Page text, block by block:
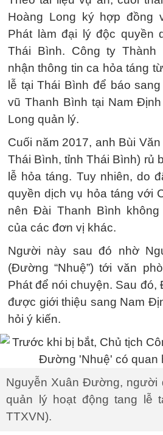
Hoàng Long ký hợp đồng
Phát làm đại lý độc quyền
Thái Bình. Công ty Thành
nhận thông tin ca hỏa táng
lễ tại Thái Bình để báo
vũ Thanh Bình tại Nam
Long quản lý.
Cuối năm 2017, anh Bùi
Thái Bình, tỉnh Thái Bình) rủ
lễ hỏa táng. Tuy nhiên, do
quyền dịch vụ hỏa táng với
nên Đài Thanh Bình
của các đơn vị khác.
Người này sau đó nhờ
(Đường “Nhuệ”) tới văn
Phát để nói chuyện. Sau
được giới thiệu sang Nam
hỏi ý kiến.
Nguyễn Xuân Đường, người
quản lý hoạt động tang lễ
TTXVN).